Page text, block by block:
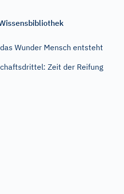
Wunder Mensch entsteht
Zeit der Reifung